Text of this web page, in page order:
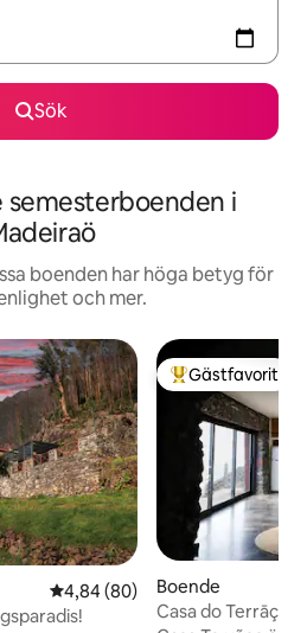
Sök
semesterboenden i
boenden har höga betyg för
och mer.
4,84 av 5 i genomsnittligt
4,84 (80)
Populär
Gästfavorit
Boende
Casa do Terrāço -